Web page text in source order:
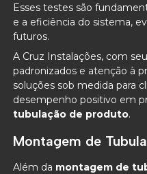
Esses testes são
e a eficiência do sistema,
futuros.
A Cruz Instalações, com
padronizados e atenção à
soluções sob medida para
desempenho positivo em
tubulação de produto.
Montagem de
Além da montagem de